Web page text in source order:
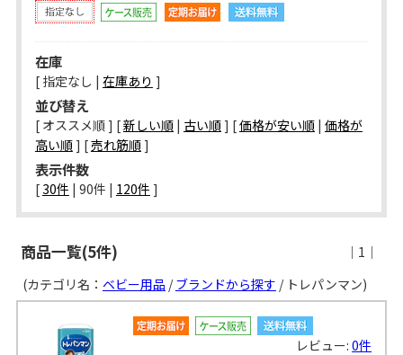
在庫
[ 指定なし | 在庫あり ]
並び替え
[ オススメ順 ] [新しい順| 古い順] [価格が安い順| 価格が
高い順] [売れ筋順]
表示件数
[ 30件 | 90件 | 120件 ]
商品一覧(5件)
｜1｜
(カテゴリ名： ベビー用品 /ブランドから探す / トレパンマン)
レビュー:0件